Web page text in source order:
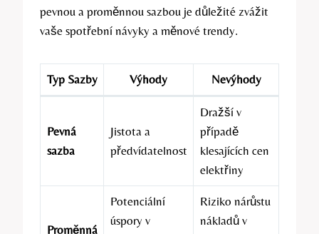
pevnou a proměnnou sazbou⁣ je důležité zvážit
vaše spotřební návyky ⁢a měnové ​trendy.
Typ ⁢Sazby Výhody Nevýhody
Pevná
sazba
Jistota a
předvídatelnost
Dražší v
případě⁣
klesajících cen
elektřiny
Proměnná
Potenciální
úspory v
Riziko ⁤nárůstu
nákladů ⁤v